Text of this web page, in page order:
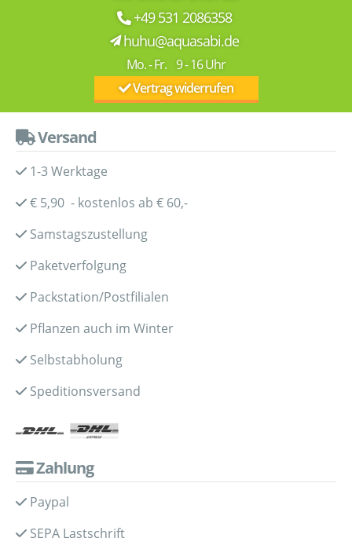
+49 531 2086358
huhu@aquasabi.de
Mo. - Fr. 9 - 16 Uhr
Vertrag widerrufen
Versand
1-3 Werktage
€ 5,90 - kostenlos ab € 60,-
Samstagszustellung
Paketverfolgung
Packstation/Postfilialen
Pflanzen auch im Winter
Selbstabholung
Speditionsversand
Zahlung
Paypal
SEPA Lastschrift